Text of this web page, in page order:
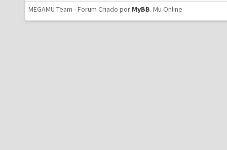
MEGAMU Team - Forum Criado por MyBB. Mu Online